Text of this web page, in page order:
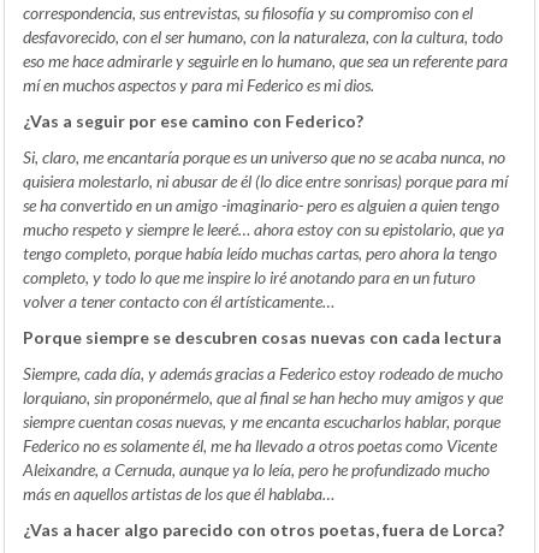
correspondencia, sus entrevistas, su filosofía y su compromiso con el
desfavorecido, con el ser humano, con la naturaleza, con la cultura, todo
eso me hace admirarle y seguirle en lo humano, que sea un referente para
mí en muchos aspectos y para mi Federico es mi dios.
¿Vas a seguir por ese camino con Federico?
Si, claro, me encantaría porque es un universo que no se acaba nunca, no
quisiera molestarlo, ni abusar de él (lo dice entre sonrisas) porque para mí
se ha convertido en un amigo -imaginario- pero es alguien a quien tengo
mucho respeto y siempre le leeré… ahora estoy con su epistolario, que ya
tengo completo, porque había leído muchas cartas, pero ahora la tengo
completo, y todo lo que me inspire lo iré anotando para en un futuro
volver a tener contacto con él artísticamente…
Porque siempre se descubren cosas nuevas con cada lectura
Siempre, cada día, y además gracias a Federico estoy rodeado de mucho
lorquiano, sin proponérmelo, que al final se han hecho muy amigos y que
siempre cuentan cosas nuevas, y me encanta escucharlos hablar, porque
Federico no es solamente él, me ha llevado a otros poetas como Vicente
Aleixandre, a Cernuda, aunque ya lo leía, pero he profundizado mucho
más en aquellos artistas de los que él hablaba…
¿Vas a hacer algo parecido con otros poetas, fuera de Lorca?